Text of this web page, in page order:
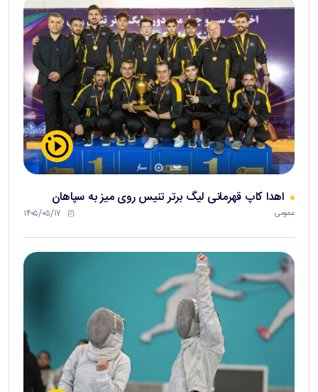
اهدا کاپ قهرمانی لیگ برتر تنیس روی میز به سپاهان
عمومی ۱۴۰۵/۰۵/۱۷